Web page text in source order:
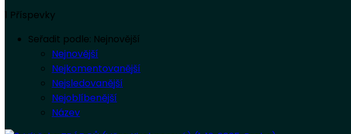
1 Příspevky
Seřadit podle: Nejnovější
Nejnovější
Nejkomentovanější
Nejsledovanější
Nejoblíbenější
Název